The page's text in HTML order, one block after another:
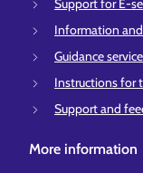
Support for E-
Information
Guidance
Instructions for
Support and
More information